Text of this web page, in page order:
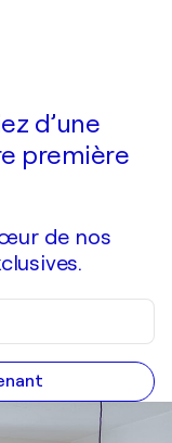
d’une
première
de nos